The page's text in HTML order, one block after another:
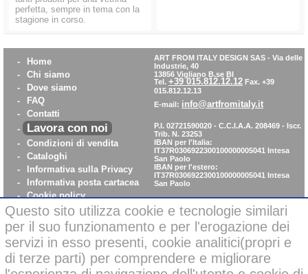
perfetta, sempre in tema con la
stagione in corso.
-
Home
-
Chi siamo
-
Dove siamo
-
FAQ
-
Contatti
-
Lavora con noi
-
Condizioni di vendita
-
Cataloghi
-
Informativa sulla Privacy
-
Informativa posta cartacea
- Cookie policy
- WhistleBlowing
Parità di Genere
ART FROM ITALY DESIGN SAS - Via delle
Industrie, 40
13856 Vigliano B.se BI
Tel. +39 015.812.12.12 Fax. +39
015.812.12.13
E-mail: info@artfromitaly.it
P.I. 02721590020 - C.C.I.A.A. 208469 - Iscr.
Trib. N. 23253
IBAN per l'Italia:
IT37R0306922300100000005041 Intesa
San Paolo
IBAN per l'estero:
IT37R0306922300100000005041 Intesa
San Paolo
Pagamenti sicuri con carta di credito on-line
Questo sito utilizza cookie e tecnologie similari
per il suo funzionamento e per l'erogazione dei
servizi in esso presenti, cookie analitici(propri e
di terze parti) per comprendere e migliorare